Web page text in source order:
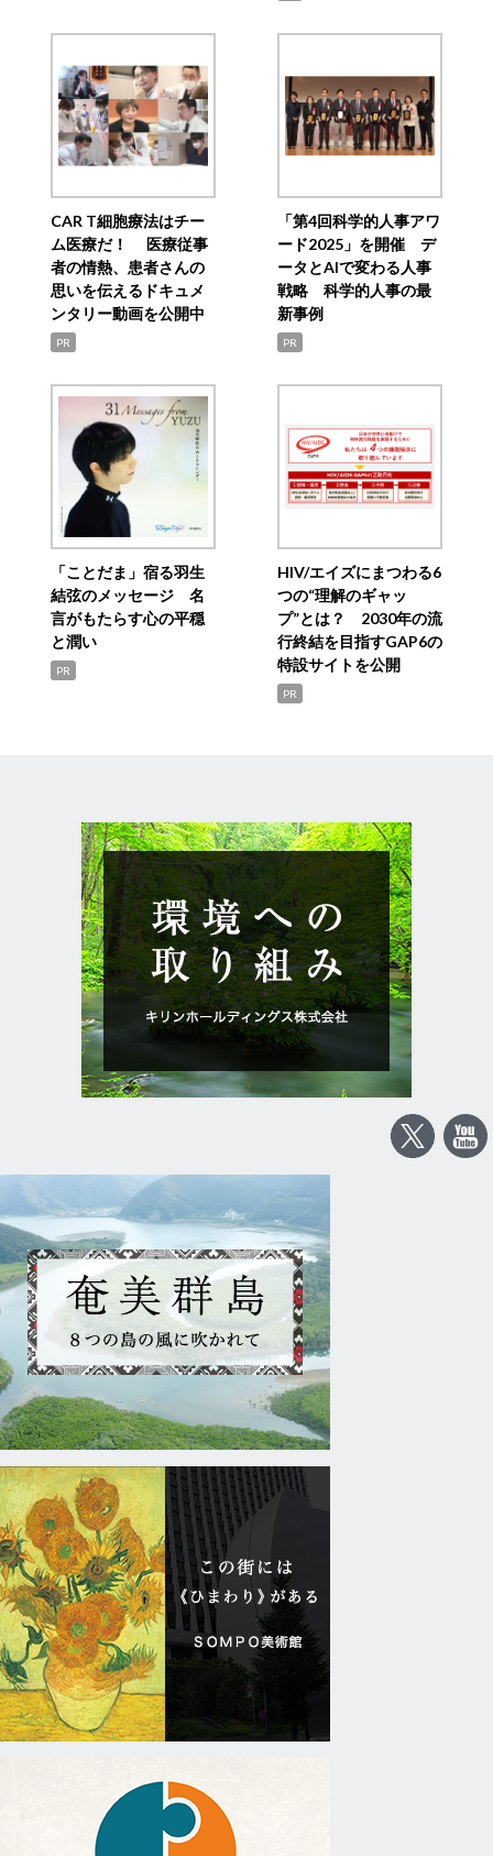
CAR T細胞療法はチー
ム医療だ！ 医療従事
者の情熱、患者さんの
思いを伝えるドキュメ
ンタリー動画を公開中
PR
「第4回科学的人事アワ
ード2025」を開催 デ
ータとAIで変わる人事
戦略 科学的人事の最
新事例
PR
「ことだま」宿る羽生
結弦のメッセージ 名
言がもたらす心の平穏
と潤い
PR
HIV/エイズにまつわる6
つの“理解のギャッ
プ”とは？ 2030年の流
行終結を目指すGAP6の
特設サイトを公開
PR